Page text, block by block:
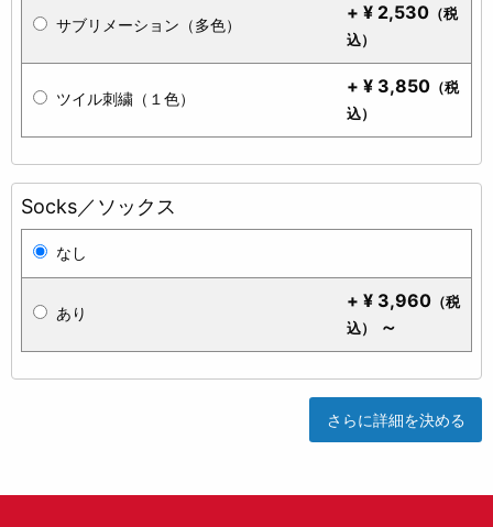
サブリメーション（多色）
+ ¥ 2,530 （税
込）
ツイル刺繍（１色）
+ ¥ 3,850 （税
込）
Socks／ソックス
なし
あり
+ ¥ 3,960 （税
込）
～
さらに詳細を決める